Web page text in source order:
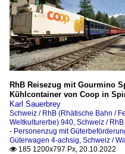
RhB Reisezug mit Gourmino
Kühlcontainer von Coop in
Karl Sauerbrey
Schweiz / RhB (Rhätische Bahn /
Weltkulturerbe) 940, Schweiz /
- Personenzug mit
Güterwagen 4-achsig, Schweiz /
 185 1200x797 Px, 20.10.2022